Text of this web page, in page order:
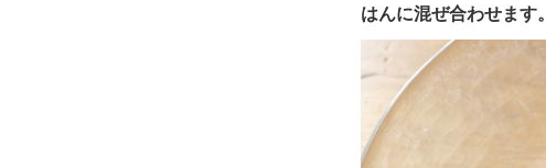
はんに混ぜ合わせます。